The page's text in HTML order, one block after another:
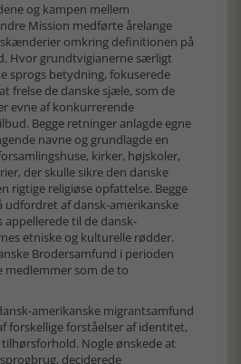
og kampen mellem
Mission medførte årelange
omkring definitionen på
Hvor grundtvigianerne særligt
sprogs betydning, fokuserede
frelse de danske sjæle, som de
evne af konkurrerende
Begge retninger anlagde egne
navne og grundlagde en
kirker, højskoler,
der skulle sikre den danske
rigtige religiøse opfattelse. Begge
udfordret af dansk-amerikanske
appellerede til de dansk-
etniske og kulturelle rødder.
Brodersamfund i perioden
medlemmer som de to
amerikanske migrantsamfund
forskellige forståelser af identitet,
Nogle ønskede at
deciderede